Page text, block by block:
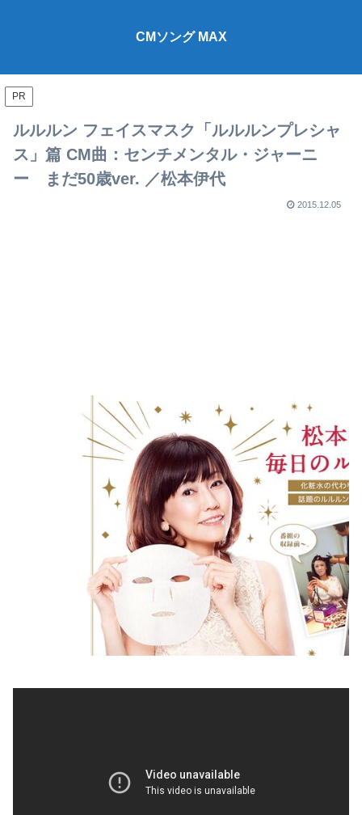
CMソング MAX
PR
ルルルン フェイスマスク「ルルルンプレシャ
ス」篇 CM曲：センチメンタル・ジャーニ
ー まだ50歳ver. ／松本伊代
2015.12.05